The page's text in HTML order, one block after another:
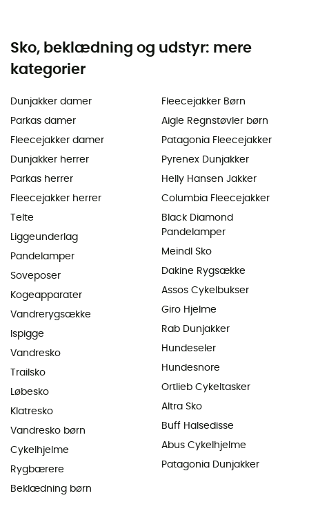
Sko, beklædning og udstyr: mere
kategorier
Dunjakker damer
Parkas damer
Fleecejakker damer
Dunjakker herrer
Parkas herrer
Fleecejakker herrer
Telte
Liggeunderlag
Pandelamper
Soveposer
Kogeapparater
Vandrerygsække
Ispigge
Vandresko
Trailsko
Løbesko
Klatresko
Vandresko børn
Cykelhjelme
Rygbærere
Beklædning børn
Fleecejakker Børn
Aigle Regnstøvler børn
Patagonia Fleecejakker
Pyrenex Dunjakker
Helly Hansen Jakker
Columbia Fleecejakker
Black Diamond
Pandelamper
Meindl Sko
Dakine Rygsække
Assos Cykelbukser
Giro Hjelme
Rab Dunjakker
Hundeseler
Hundesnore
Ortlieb Cykeltasker
Altra Sko
Buff Halsedisse
Abus Cykelhjelme
Patagonia Dunjakker